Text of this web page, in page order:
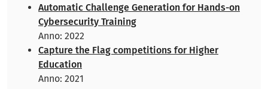
Automatic Challenge Generation for Hands-on
Cybersecurity Training
Anno: 2022
Capture the Flag competitions for Higher
Education
Anno: 2021